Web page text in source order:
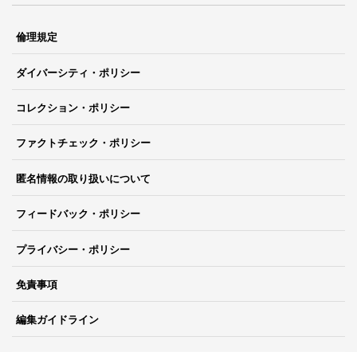
倫理規定
ダイバーシティ・ポリシー
コレクション・ポリシー
ファクトチェック・ポリシー
匿名情報の取り扱いについて
フィードバック・ポリシー
プライバシー・ポリシー
免責事項
編集ガイドライン